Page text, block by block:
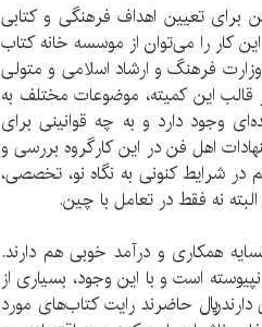
برای تعیین اهداف فرهنگی و کتابی
مقدمات این کار را می‌توان از موسسه خانه کتاب
وزارت فرهنگ و ارشاد اسلامی و متولی
قالب این کمیته، موضوعات مختلف به
وجود دارد و به چه قوانینی برای
اهل فن در این کارگروه بررسی و
در شرایط کنونی به نگاه نو، تخصصی،
نه فقط در تعامل با چین.
همکاری و در‌آمد خوبی هم دارند.
است و با این وجود، بسیاری از
حاضرند رایت کتاب‌های مورد